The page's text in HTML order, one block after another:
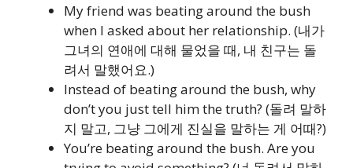
My friend was beating around the bush
when I asked about her relationship. (내가
그녀의 연애에 대해 물었을 때, 내 친구는 돌
려서 말했어요.)
Instead of beating around the bush, why
don’t you just tell him the truth? (돌려 말하
지 말고, 그냥 그에게 진실을 말하는 게 어때?)
You’re beating around the bush. Are you